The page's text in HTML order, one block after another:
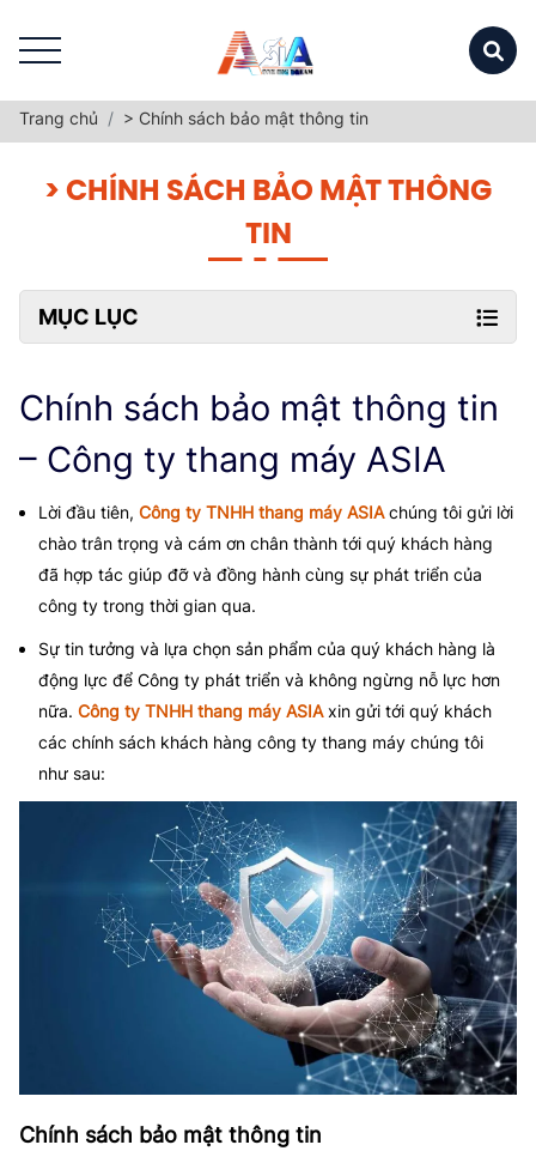
Trang chủ > Chính sách bảo mật thông tin
> CHÍNH SÁCH BẢO MẬT THÔNG
TIN
MỤC LỤC
Chính sách bảo mật thông tin
– Công ty thang máy ASIA
Lời đầu tiên, Công ty TNHH thang máy ASIAchúng tôi gửi lời
chào trân trọng và cám ơn chân thành tới quý khách hàng
đã hợp tác giúp đỡ và đồng hành cùng sự phát triển của
công ty trong thời gian qua.
Sự tin tưởng và lựa chọn sản phẩm của quý khách hàng là
động lực để Công ty phát triển và không ngừng nỗ lực hơn
nữa. Công ty TNHH thang máy ASIAxin gửi tới quý khách
các chính sách khách hàng công ty thang máy chúng tôi
như sau:
Chính sách bảo mật thông tin